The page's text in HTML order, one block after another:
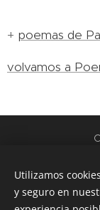
+ poemas de
volvamos a
Utilizamos
y seguro en